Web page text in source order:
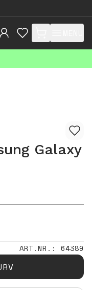
items in cart, view
Galaxy
ART.NR. : 64389